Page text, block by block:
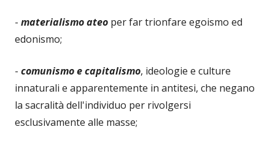
- materialismo ateo per far trionfare egoismo ed
edonismo;
- comunismo e capitalismo, ideologie e culture
innaturali e apparentemente in antitesi, che negano
la sacralità dell'individuo per rivolgersi
esclusivamente alle masse;